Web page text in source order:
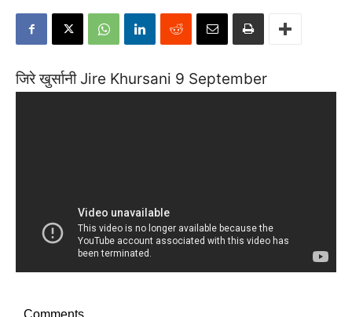
जिरे खुर्सानी Jire Khursani 9 September
Comments